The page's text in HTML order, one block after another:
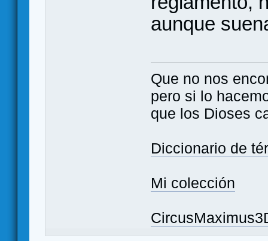
aunque
Que no nos
pero si lo
que los Dioses
Diccionario de
Mi colección